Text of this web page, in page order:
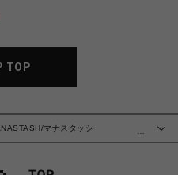
TOP
マナスタッシ